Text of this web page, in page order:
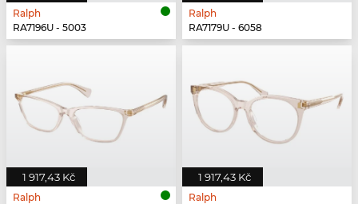
Ralph
RA7196U - 5003
Ralph
RA7179U - 6058
1 917,43 Kč
Ralph
1 917,43 Kč
Ralph